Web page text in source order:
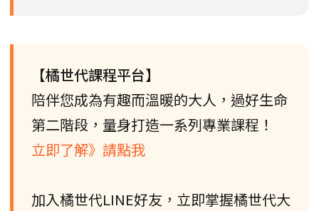
【橘世代課程平台】
陪伴您成為有趣而溫暖的大人，過好生命
第二階段，量身打造一系列專業課程！
立即了解》請點我
加入橘世代LINE好友，立即掌握橘世代大